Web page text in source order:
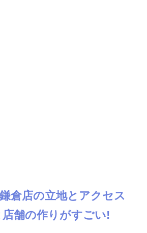
倉店の立地とアクセス
舗の作りがすごい!